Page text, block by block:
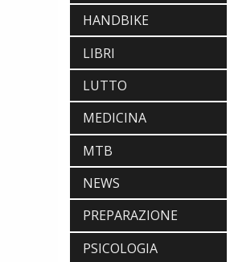
HANDBIKE
LIBRI
LUTTO
MEDICINA
MTB
NEWS
PREPARAZIONE
PSICOLOGIA
DMT. TADEJ POGACAR, LA MAGLIA
COMPONENTISTICA
ULAC. COURSIER JAGER 3L, LA BORSA
AL MANUBRIO LEGGERA ED
ECONOMICA
ABBIGLIAMENTO
NALINI. APPUNTAMENTO A IBF PER
SCOPRIRE IL PRIMO PANTALONCINO
BICICLETTE